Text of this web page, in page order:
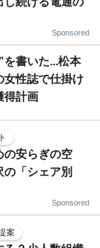
Sponsored
書いた...松本
性誌で仕掛け
得計画
の安らぎの空
「シェア別
Sponsored
案